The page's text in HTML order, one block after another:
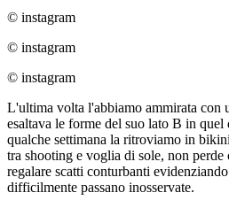
© instagram
© instagram
© instagram
L'ultima volta l'abbiamo ammirata con
esaltava le forme del suo lato B in quel
qualche settimana la ritroviamo in
tra shooting e voglia di sole, non perde
regalare scatti conturbanti
difficilmente passano inosservate.